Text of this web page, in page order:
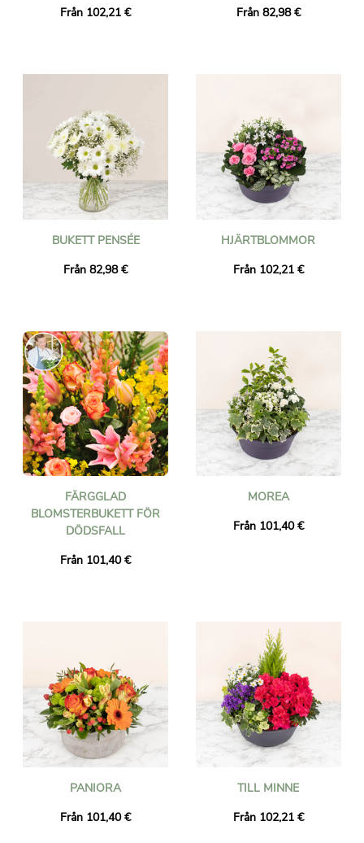
Från 102,21 €
Från 82,98 €
BUKETT PENSÉE
Från 82,98 €
HJÄRTBLOMMOR
Från 102,21 €
FÄRGGLAD
BLOMSTERBUKETT FÖR
DÖDSFALL
Från 101,40 €
MOREA
Från 101,40 €
PANIORA
Från 101,40 €
TILL MINNE
Från 102,21 €